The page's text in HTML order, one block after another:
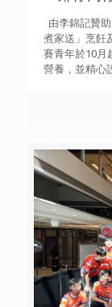
由李錦記贊
煮家送」烹飪
賽青年於10月
營養，並精心
下旬，由斤